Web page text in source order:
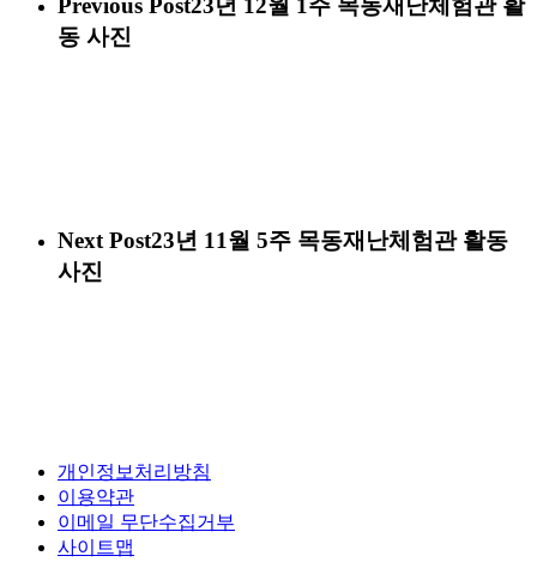
동 사진
Next Post23년 11월 5주 목동재난체험관 활동
사진
개인정보처리방침
이용약관
이메일 무단수집거부
사이트맵